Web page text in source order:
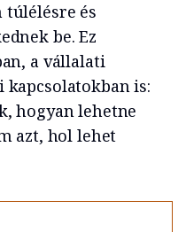
túlélésre és
be. Ez
a vállalati
kapcsolatokban is:
hogyan lehetne
azt, hol lehet